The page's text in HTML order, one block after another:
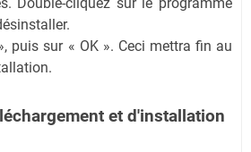
puis sur « OK ». Ceci mettra fin au
et d'installation